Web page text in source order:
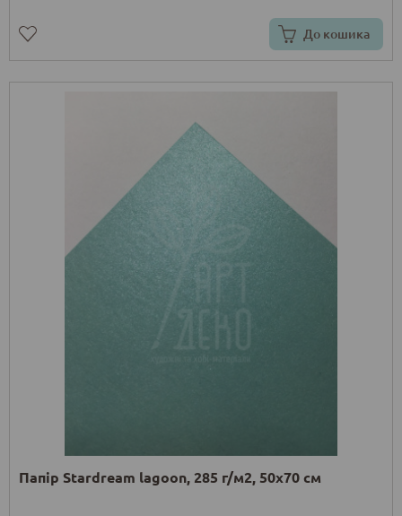
До кошика
Папір Stardream lagoon, 285 г/м2, 50х70 см